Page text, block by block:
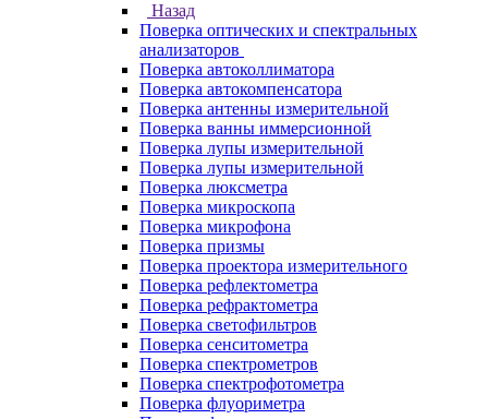
Назад
Поверка оптических и спектральных
анализаторов
Поверка автоколлиматора
Поверка автокомпенсатора
Поверка антенны измерительной
Поверка ванны иммерсионной
Поверка лупы измерительной
Поверка лупы измерительной
Поверка люксметра
Поверка микроскопа
Поверка микрофона
Поверка призмы
Поверка проектора измерительного
Поверка рефлектометра
Поверка рефрактометра
Поверка светофильтров
Поверка сенситометра
Поверка спектрометров
Поверка спектрофотометра
Поверка флуориметра